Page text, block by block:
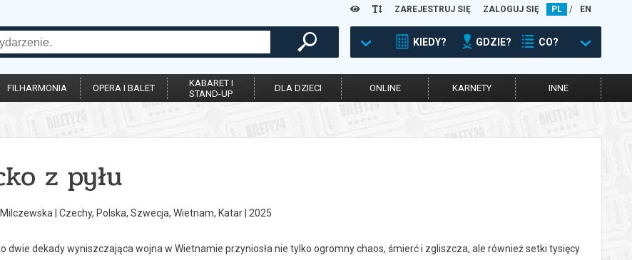
ZAREJESTRUJ SIĘ ZALOGUJ SIĘ PL / EN
KIEDY? GDZIE? CO?
FILHARMONIA OPERA I BALET
KABARET I
STAND-UP
DLA DZIECI ONLINE KARNETY INNE
z pyłu
| Czechy, Polska, Szwecja, Wietnam, Katar | 2025
dwie dekady wyniszczająca wojna w Wietnamie przyniosła nie tylko ogromny chaos, śmierć i zgliszcza, ale również setki tysięcy